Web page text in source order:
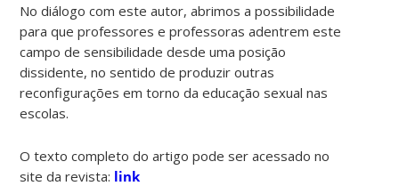
No diálogo com este autor, abrimos a possibilidade
para que professores e professoras adentrem este
campo de sensibilidade desde uma posição
dissidente, no sentido de produzir outras
reconfigurações em torno da educação sexual nas
escolas.
O texto completo do artigo pode ser acessado no
site da revista: link